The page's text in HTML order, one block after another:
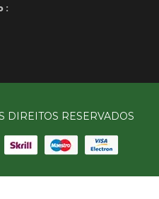
:
DIREITOS RESERVADOS